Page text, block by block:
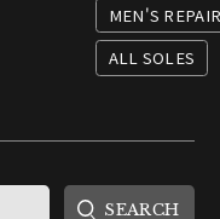
MEN'S
ALL SOLES